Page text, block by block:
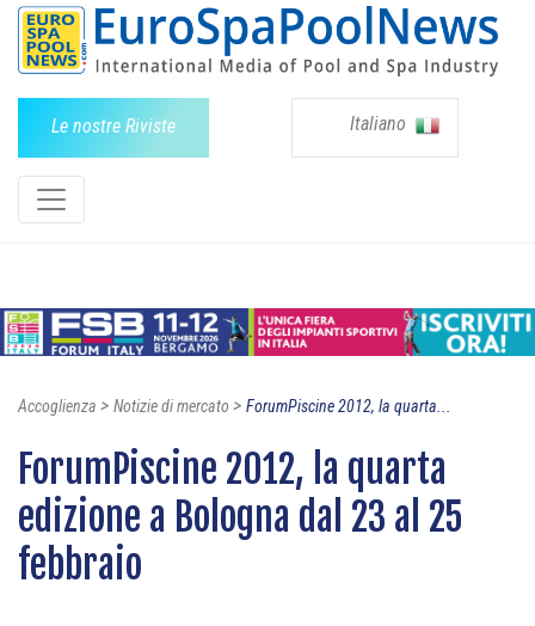
Le nostre Riviste Italiano
Accoglienza > Notizie di mercato > ForumPiscine 2012, la quarta...
ForumPiscine 2012, la quarta
edizione a Bologna dal 23 al 25
febbraio